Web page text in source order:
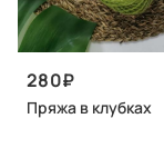
280
Пряжа в клубках